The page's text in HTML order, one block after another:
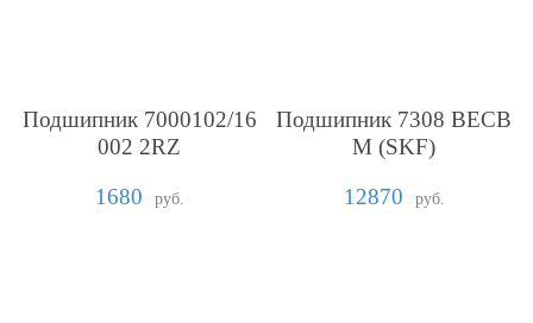
Подшипник 7000102/16
002 2RZ
1680
руб.
Подшипник 7308 BECB
M (SKF)
12870
руб.